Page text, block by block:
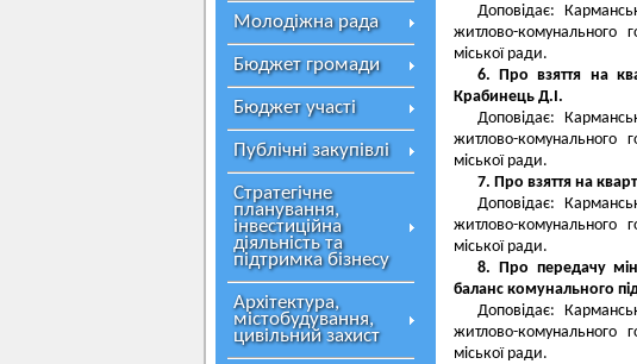
Молодіжна рада
Бюджет громади
Бюджет участі
Публічні закупівлі
Стратегічне
планування,
інвестиційна
діяльність та
підтримка бізнесу
Архітектура,
містобудування,
цивільний захист
Доповідає:
житлово-комунального
міської ради.
6. Про взяття на
Крабинець Д.І.
Доповідає:
житлово-комунального
міської ради.
7. Про взяття на
Доповідає:
житлово-комунального
міської ради.
8. Про передачу
баланс комунального
Доповідає:
житлово-комунального
міської ради.